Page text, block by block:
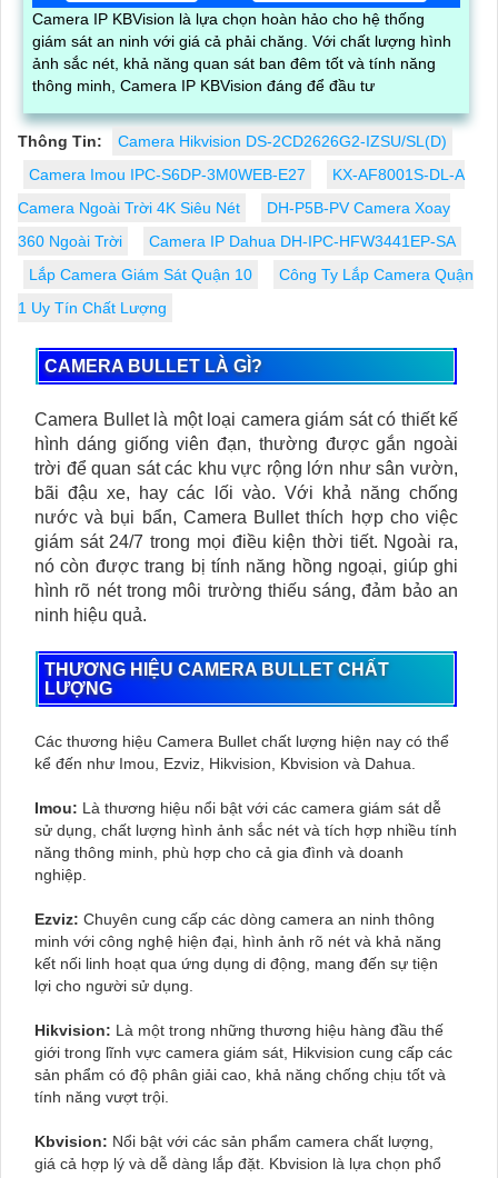
Camera IP KBVision là lựa chọn hoàn hảo cho hệ thống
giám sát an ninh với giá cả phải chăng. Với chất lượng hình
ảnh sắc nét, khả năng quan sát ban đêm tốt và tính năng
thông minh, Camera IP KBVision đáng để đầu tư
Thông Tin:
Camera Hikvision DS-2CD2626G2-IZSU/SL(D)
Camera Imou IPC-S6DP-3M0WEB-E27
KX-AF8001S-DL-A
Camera Ngoài Trời 4K Siêu Nét
DH-P5B-PV Camera Xoay
360 Ngoài Trời
Camera IP Dahua DH-IPC-HFW3441EP-SA
Lắp Camera Giám Sát Quận 10
Công Ty Lắp Camera Quận
1 Uy Tín Chất Lượng
CAMERA BULLET LÀ GÌ?
Camera Bullet là một loại camera giám sát có thiết kế
hình dáng giống viên đạn, thường được gắn ngoài
trời để quan sát các khu vực rộng lớn như sân vườn,
bãi đậu xe, hay các lối vào. Với khả năng chống
nước và bụi bẩn, Camera Bullet thích hợp cho việc
giám sát 24/7 trong mọi điều kiện thời tiết. Ngoài ra,
nó còn được trang bị tính năng hồng ngoại, giúp ghi
hình rõ nét trong môi trường thiếu sáng, đảm bảo an
ninh hiệu quả.
THƯƠNG HIỆU CAMERA BULLET CHẤT
LƯỢNG
Các thương hiệu Camera Bullet chất lượng hiện nay có thể
kể đến như Imou, Ezviz, Hikvision, Kbvision và Dahua.
Imou: Là thương hiệu nổi bật với các camera giám sát dễ
sử dụng, chất lượng hình ảnh sắc nét và tích hợp nhiều tính
năng thông minh, phù hợp cho cả gia đình và doanh
nghiệp.
Ezviz: Chuyên cung cấp các dòng camera an ninh thông
minh với công nghệ hiện đại, hình ảnh rõ nét và khả năng
kết nối linh hoạt qua ứng dụng di động, mang đến sự tiện
lợi cho người sử dụng.
Hikvision: Là một trong những thương hiệu hàng đầu thế
giới trong lĩnh vực camera giám sát, Hikvision cung cấp các
sản phẩm có độ phân giải cao, khả năng chống chịu tốt và
tính năng vượt trội.
Kbvision: Nổi bật với các sản phẩm camera chất lượng,
giá cả hợp lý và dễ dàng lắp đặt. Kbvision là lựa chọn phổ